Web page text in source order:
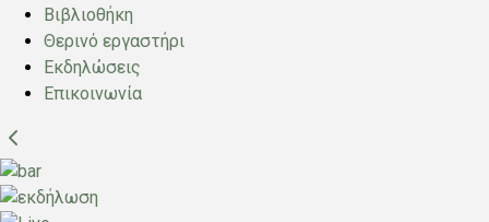
Βιβλιοθήκη
Θερινό εργαστήρι
Εκδηλώσεις
Επικοινωνία